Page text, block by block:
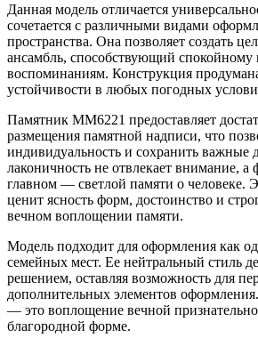
Данная модель отличается
сочетается с различными видами
пространства. Она позволяет создать
ансамбль, способствующий
воспоминаниям. Конструкция
устойчивости в любых погодных
Памятник ММ6221 предоставляет
размещения памятной надписи, что
индивидуальность и сохранить важные
лаконичность не отвлекает внимание, а
главном — светлой памяти о человеке.
ценит ясность форм, достоинство и
вечном воплощении памяти.
Модель подходит для оформления как
семейных мест. Ее нейтральный стиль
решением, оставляя возможность для
дополнительных элементов
— это воплощение вечной
благородной форме.